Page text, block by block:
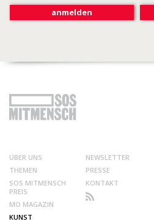
ÜBER UNS
THEMEN
SOS MITMENSCH
PREIS
MO MAGAZIN
KUNST
NEWSLETTER
PRESSE
KONTAKT